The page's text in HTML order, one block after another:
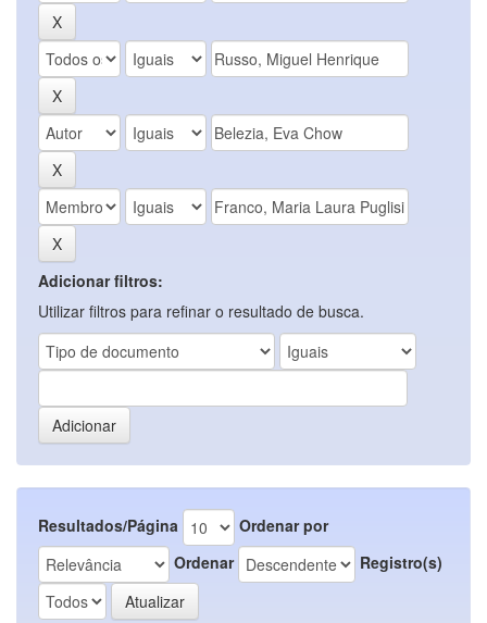
Adicionar filtros:
Utilizar filtros para refinar o resultado de busca.
Resultados/Página
Ordenar por
Ordenar
Registro(s)